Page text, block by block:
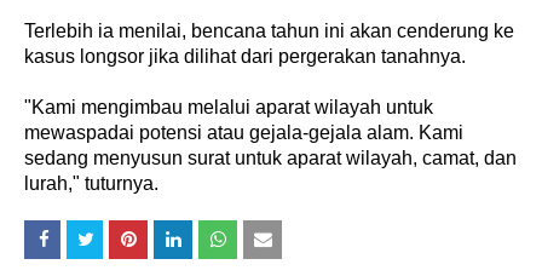
Terlebih ia menilai, bencana tahun ini akan cenderung ke
kasus longsor jika dilihat dari pergerakan tanahnya.
"Kami mengimbau melalui aparat wilayah untuk
mewaspadai potensi atau gejala-gejala alam. Kami
sedang menyusun surat untuk aparat wilayah, camat, dan
lurah," tuturnya.